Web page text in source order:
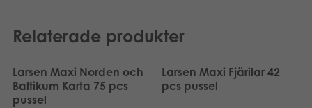
Relaterade produkter
Larsen Maxi Norden och
Baltikum Karta 75 pcs
pussel
Larsen Maxi Fjärilar 42
pcs pussel